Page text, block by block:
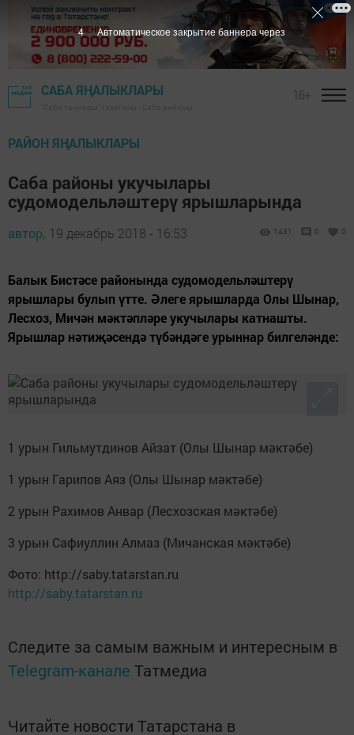
САБА ЯҢАЛЫКЛАРЫ
РАЙОН ЯҢАЛЫКЛАРЫ
Саба районы укучылары
судомодельләштерү ярышларында
автор, 19 декабрь 2018 - 16:53 1431 0 0
Балык Бистәсе районында судомодельләштерү
ярышлары булып үтте. Әлеге ярышларда Олы Шынар,
Лесхоз, Мичән мәктәпләре укучылары катнашты.
Ярышлар нәтиҗәсендә түбәндәге урыннар билгеләнде:
1 урын Гильмутдинов Айзат (Олы Шынар мәктәбе)
1 урын Гарипов Аяз (Олы Шынар мәктәбе)
2 урын Рахимов Анвар (Лесхозская мәктәбе)
3 урын Сафиуллин Алмаз (Мичанская мәктәбе)
Фото: http://saby.tatarstan.ru
http://saby.tatarstan.ru
Следите за самым важным и интересным в
Telegram-канале Татмедиа
Читайте новости Татарстана в
3 Автоматическое закрытие баннера через